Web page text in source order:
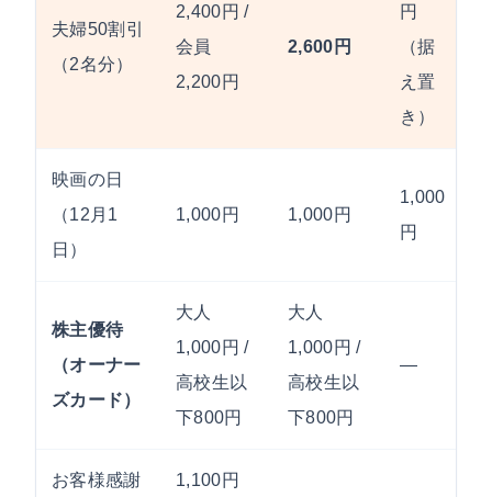
夫婦50割引
（2名分）
2,400円 /
会員
2,200円
2,600円
円
（据
え置
き）
映画の日
（12月1
日）
1,000円 1,000円
1,000
円
株主優待
（オーナー
ズカード）
大人
1,000円 /
高校生以
下800円
大人
1,000円 /
高校生以
下800円
—
お客様感謝 1,100円